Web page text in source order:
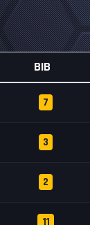
BIB
7
3
2
11